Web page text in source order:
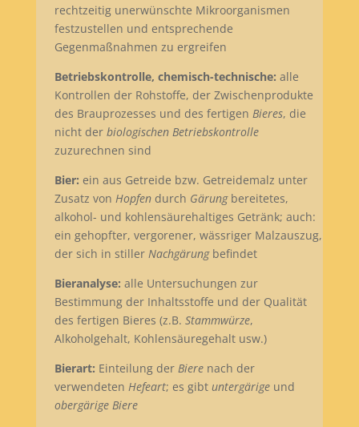
rechtzeitig unerwünschte Mikroorganismen
festzustellen und entsprechende
Gegenmaßnahmen zu ergreifen
Betriebskontrolle, chemisch-technische: alle
Kontrollen der Rohstoffe, der Zwischenprodukte
des Brauprozesses und des fertigen Bieres, die
nicht der biologischen Betriebskontrolle
zuzurechnen sind
Bier: ein aus Getreide bzw. Getreidemalz unter
Zusatz von Hopfendurch Gärungbereitetes,
alkohol- und kohlensäurehaltiges Getränk; auch:
ein gehopfter, vergorener, wässriger Malzauszug,
der sich in stiller Nachgärungbefindet
Bieranalyse: alle Untersuchungen zur
Bestimmung der Inhaltsstoffe und der Qualität
des fertigen Bieres (z.B. Stammwürze,
Alkoholgehalt, Kohlensäuregehalt usw.)
Bierart: Einteilung der Bierenach der
verwendeten Hefeart; es gibt untergärigeund
obergärige Biere